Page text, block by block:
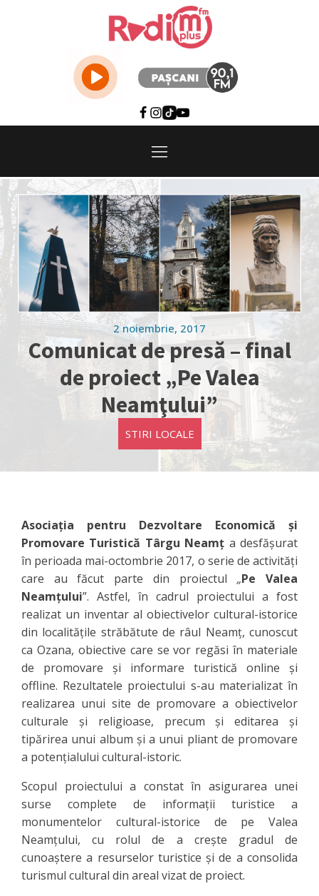
2 noiembrie, 2017
Comunicat de presă – final
de proiect „Pe Valea
Neamţului”
STIRI LOCALE
Asociaţia pentru Dezvoltare Economică şi
Promovare Turistică Târgu Neamț a desfășurat
în perioada mai-octombrie 2017, o serie de activități
care au făcut parte din proiectul „Pe Valea
Neamţului”. Astfel, în cadrul proiectului a fost
realizat un inventar al obiectivelor cultural-istorice
din localităţile străbătute de râul Neamţ, cunoscut
ca Ozana, obiective care se vor regăsi în materiale
de promovare şi informare turistică online şi
offline. Rezultatele proiectului s-au materializat în
realizarea unui site de promovare a obiectivelor
culturale şi religioase, precum şi editarea şi
tipărirea unui album şi a unui pliant de promovare
a potenţialului cultural-istoric.
Scopul proiectului a constat în asigurarea unei
surse complete de informaţii turistice a
monumentelor cultural-istorice de pe Valea
Neamţului, cu rolul de a creşte gradul de
cunoaştere a resurselor turistice şi de a consolida
turismul cultural din areal vizat de proiect.